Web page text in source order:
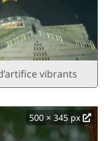
vibrants
500 × 345 px